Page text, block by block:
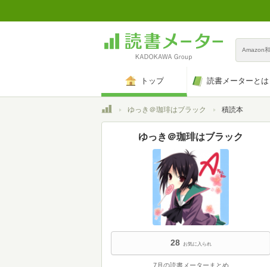
Amazon
トップ 読書メーターとは
トップゆっき＠珈琲はブラック 積読本
ゆっき＠珈琲はブラック
28 お気に入られ
7月の読書メーターまとめ